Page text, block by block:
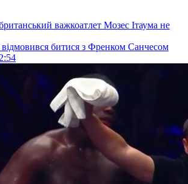
відмовився битися з Френком Санчесом